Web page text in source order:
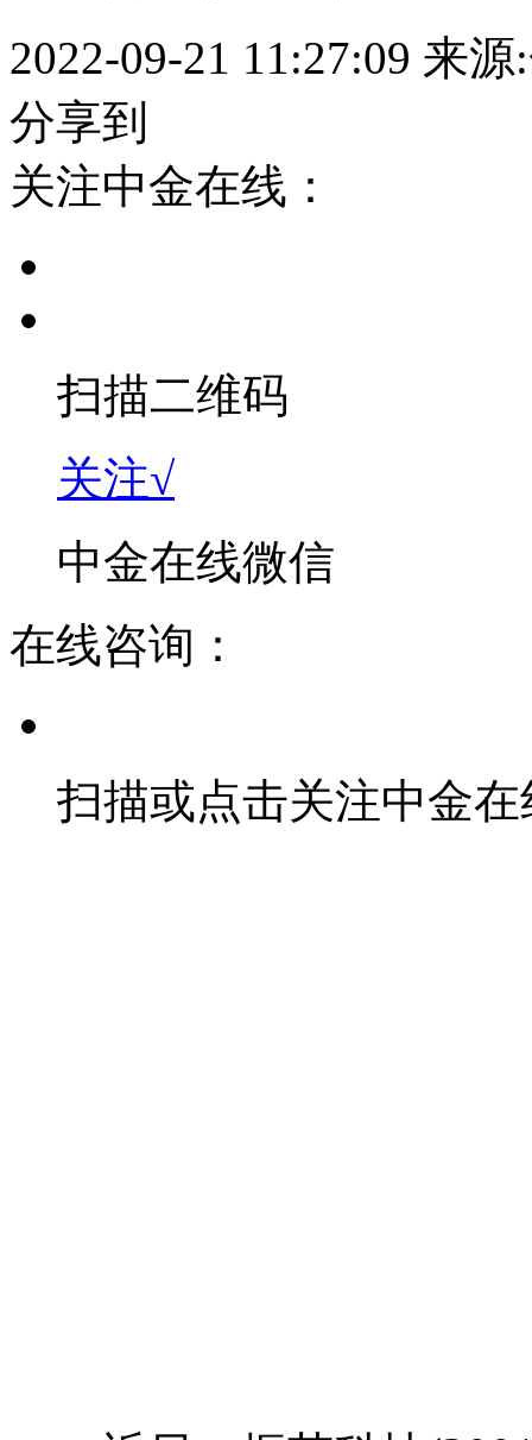
2022-09-21 11:27:09 来源
分享到
关注中金在线：
扫描二维码
关注√
中金在线微信
在线咨询：
扫描或点击关注中金